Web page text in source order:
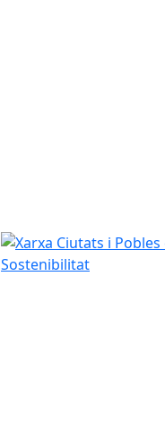
Xarxa Ciutats i Pobles